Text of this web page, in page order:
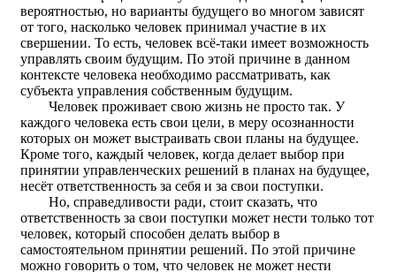
вероятностью, но варианты будущего во многом зависят
от того, насколько человек принимал участие в их
свершении. То есть, человек всё-таки имеет возможность
управлять своим будущим. По этой причине в данном
контексте человека необходимо рассматривать, как
субъекта управления собственным будущим.
Человек проживает свою жизнь не просто так. У
каждого человека есть свои цели, в меру осознанности
которых он может выстраивать свои планы на будущее.
Кроме того, каждый человек, когда делает выбор при
принятии управленческих решений в планах на будущее,
несёт ответственность за себя и за свои поступки.
Но, справедливости ради, стоит сказать, что
ответственность за свои поступки может нести только тот
человек, который способен делать выбор в
самостоятельном принятии решений. По этой причине
можно говорить о том, что человек не может нести